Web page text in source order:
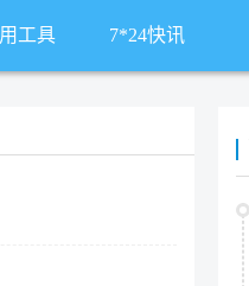
工具 7*24快讯